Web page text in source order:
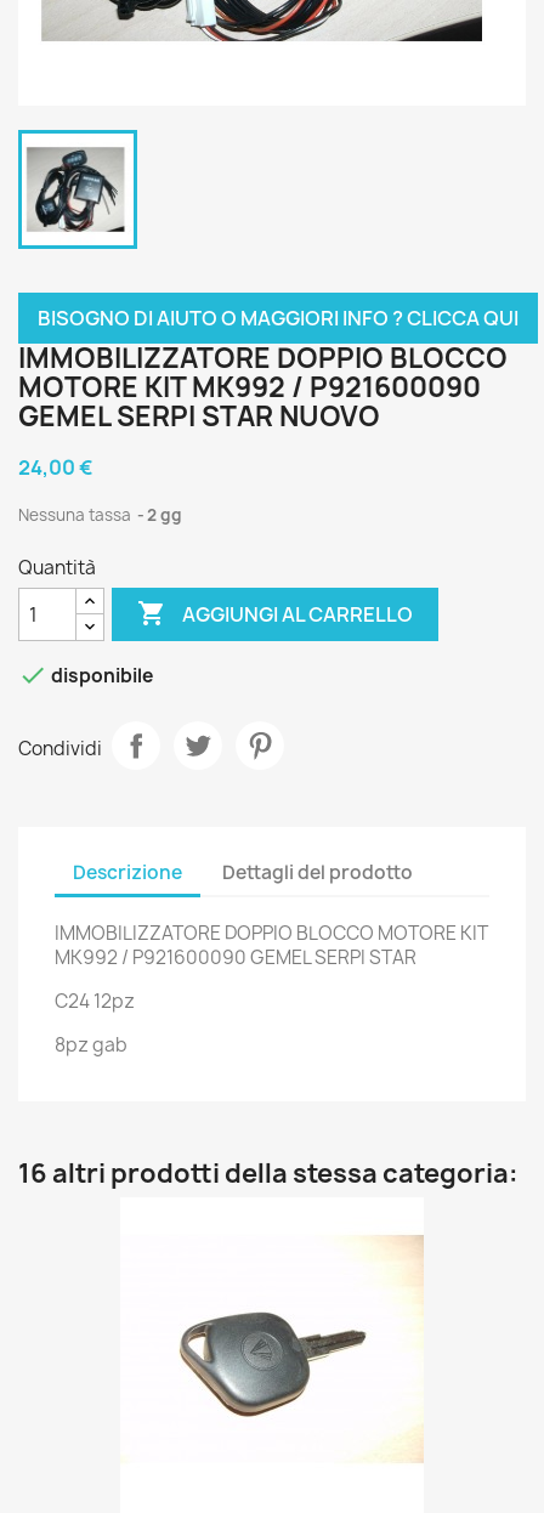
BISOGNO DI AIUTO O MAGGIORI INFO ? CLICCA QUI
IMMOBILIZZATORE DOPPIO BLOCCO
MOTORE KIT MK992 / P921600090
GEMEL SERPI STAR NUOVO
24,00 €
Nessuna tassa 2 gg
Quantità
 AGGIUNGI AL CARRELLO
 disponibile
Condividi
Descrizione Dettagli del prodotto
IMMOBILIZZATORE DOPPIO BLOCCO MOTORE KIT
MK992 / P921600090 GEMEL SERPI STAR
C24 12pz
8pz gab
16 altri prodotti della stessa categoria: